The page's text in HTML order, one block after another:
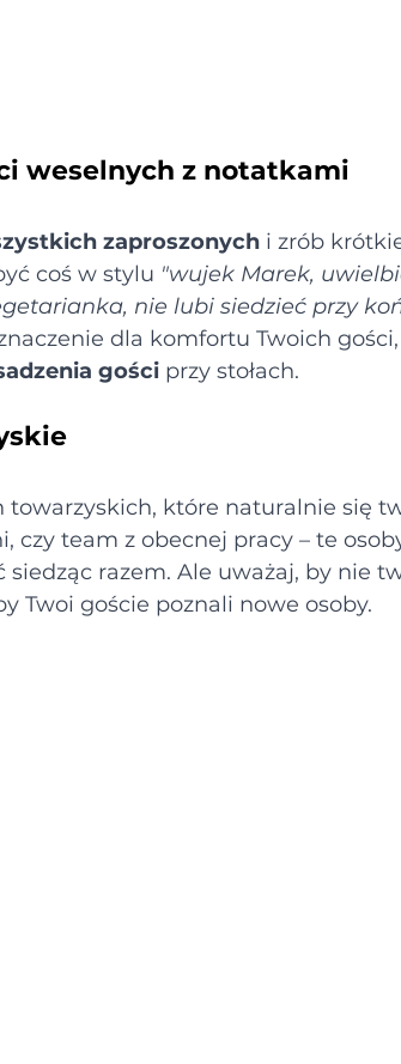
weselnych z notatkami
zaproszonych i zrób
coś w stylu "wujek Marek,
nie lubi siedzieć przy
dla komfortu Twoich
gości przy stołach.
towarzyskich, które naturalnie się
czy team z obecnej pracy – te
razem. Ale uważaj, by nie
Twoi goście poznali nowe osoby.